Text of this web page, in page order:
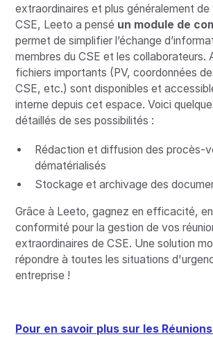
extraordinaires et plus généralement de
CSE, Leeto a pensé un module de
permet de simplifier l’échange
membres du CSE et les collaborateurs.
fichiers importants (PV, coordonnées
CSE, etc.) sont disponibles et
interne depuis cet espace. Voici
détaillés de ses possibilités :
Rédaction et diffusion des procès-
dématérialisés
Stockage et archivage des
Grâce à Leeto, gagnez en efficacité,
conformité pour la gestion de vos
extraordinaires de CSE. Une solution
répondre à toutes les situations
entreprise !
Pour en savoir plus sur les Réunions